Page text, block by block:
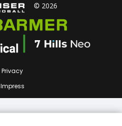
© 2026
Privacy
Impress